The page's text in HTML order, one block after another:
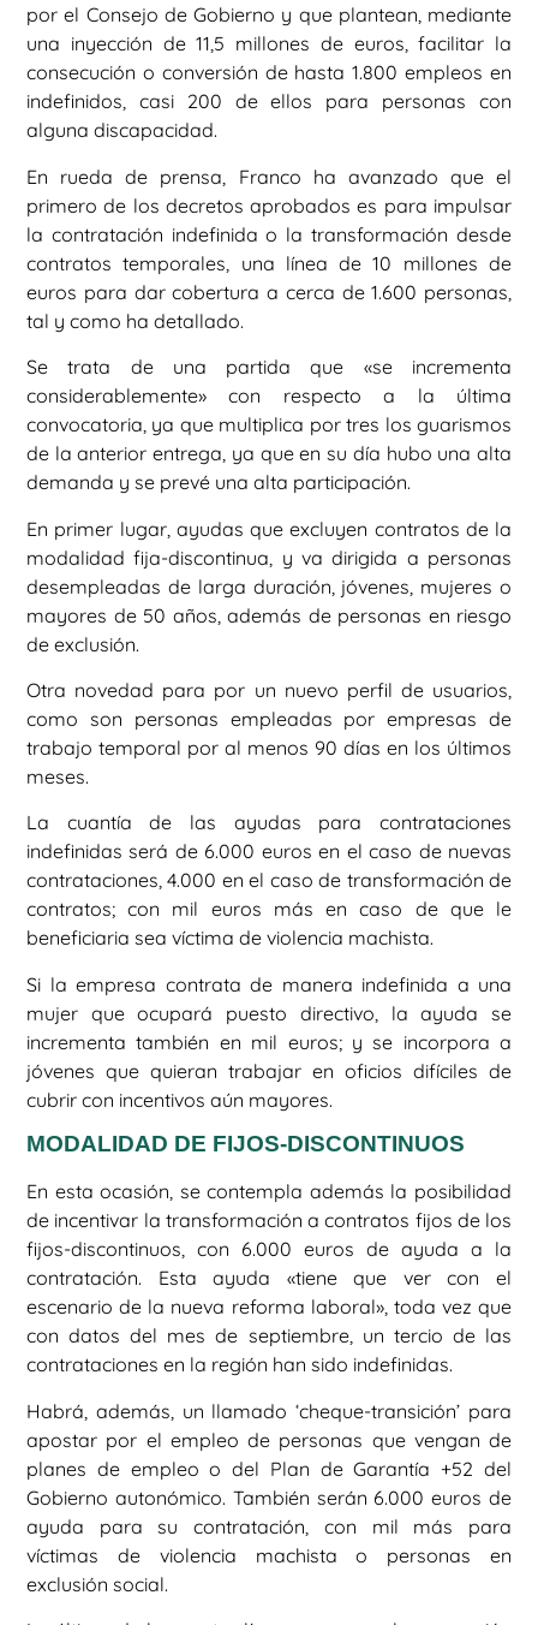
por el Consejo de Gobierno y que plantean, mediante
una inyección de 11,5 millones de euros, facilitar la
consecución o conversión de hasta 1.800 empleos en
indefinidos, casi 200 de ellos para personas con
alguna discapacidad.
En rueda de prensa, Franco ha avanzado que el
primero de los decretos aprobados es para impulsar
la contratación indefinida o la transformación desde
contratos temporales, una línea de 10 millones de
euros para dar cobertura a cerca de 1.600 personas,
tal y como ha detallado.
Se trata de una partida que «se incrementa
considerablemente» con respecto a la última
convocatoria, ya que multiplica por tres los guarismos
de la anterior entrega, ya que en su día hubo una alta
demanda y se prevé una alta participación.
En primer lugar, ayudas que excluyen contratos de la
modalidad fija-discontinua, y va dirigida a personas
desempleadas de larga duración, jóvenes, mujeres o
mayores de 50 años, además de personas en riesgo
de exclusión.
Otra novedad para por un nuevo perfil de usuarios,
como son personas empleadas por empresas de
trabajo temporal por al menos 90 días en los últimos
meses.
La cuantía de las ayudas para contrataciones
indefinidas será de 6.000 euros en el caso de nuevas
contrataciones, 4.000 en el caso de transformación de
contratos; con mil euros más en caso de que le
beneficiaria sea víctima de violencia machista.
Si la empresa contrata de manera indefinida a una
mujer que ocupará puesto directivo, la ayuda se
incrementa también en mil euros; y se incorpora a
jóvenes que quieran trabajar en oficios difíciles de
cubrir con incentivos aún mayores.
MODALIDAD DE FIJOS-DISCONTINUOS
En esta ocasión, se contempla además la posibilidad
de incentivar la transformación a contratos fijos de los
fijos-discontinuos, con 6.000 euros de ayuda a la
contratación. Esta ayuda «tiene que ver con el
escenario de la nueva reforma laboral», toda vez que
con datos del mes de septiembre, un tercio de las
contrataciones en la región han sido indefinidas.
Habrá, además, un llamado ‘cheque-transición’ para
apostar por el empleo de personas que vengan de
planes de empleo o del Plan de Garantía +52 del
Gobierno autonómico. También serán 6.000 euros de
ayuda para su contratación, con mil más para
víctimas de violencia machista o personas en
exclusión social.